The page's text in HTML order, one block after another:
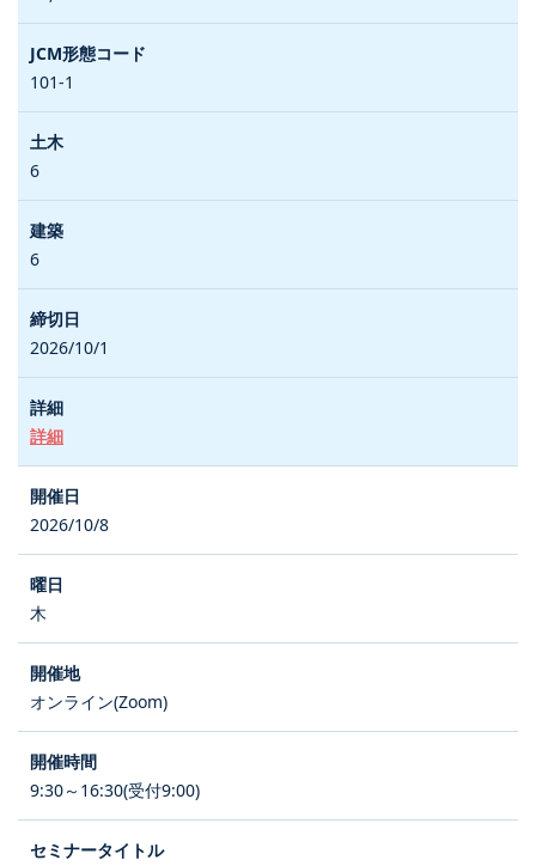
101-1
6
6
2026/10/1
詳細
2026/10/8
木
オンライン(Zoom)
9:30～16:30(受付9:00)